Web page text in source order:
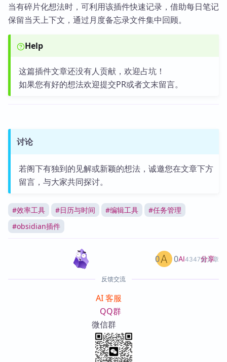
当有碎片化想法时，可利用该插件快速记录，借助每日笔记
保留当天上下文，通过月度备忘录文件集中回顾。
Help
这篇插件文章还没有人贡献，欢迎占坑！
如果您有好的想法欢迎提交PR或者文末留言。
讨论
若阁下有独到的见解或新颖的想法，诚邀您在文章下方
留言，与大家共同探讨。
#效率工具 #日历与时间 #编辑工具 #任务管理
#obsidian插件
AI4347篇文章
0 0 分享
反馈交流
AI 客服
QQ群
微信群